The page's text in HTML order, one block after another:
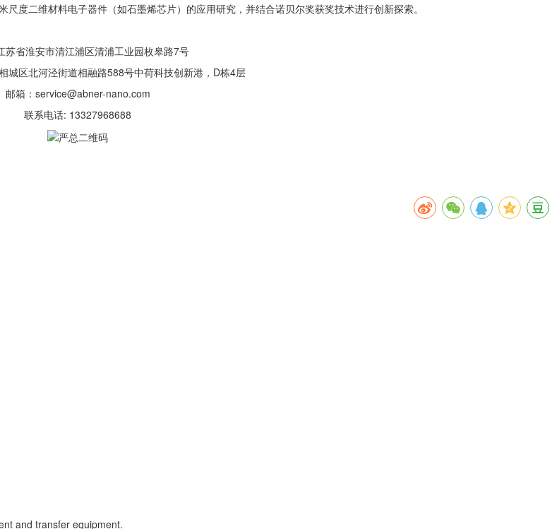
度二维材料电子器件（如石墨烯芯片）的应用研究，并结合诺贝尔奖获奖技术进行创新探索。
苏省淮安市清江浦区清浦工业园枚皋路7号
城区北河泾街道相融路588号中荷科技创新港，D栋4层
邮箱：service@abner-nano.com
联系电话: 13327968688
and transfer equipment.